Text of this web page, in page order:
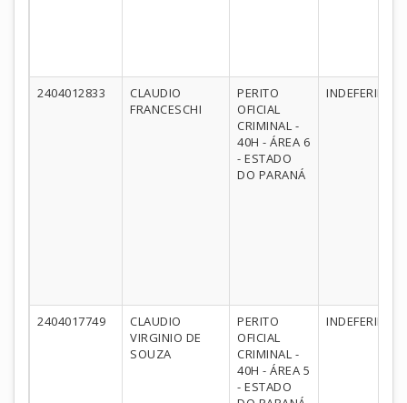
2404012833
CLAUDIO
FRANCESCHI
PERITO
OFICIAL
CRIMINAL -
40H - ÁREA 6
- ESTADO
DO PARANÁ
INDEFERIDO
2404017749
CLAUDIO
VIRGINIO DE
SOUZA
PERITO
OFICIAL
CRIMINAL -
40H - ÁREA 5
- ESTADO
INDEFERIDO